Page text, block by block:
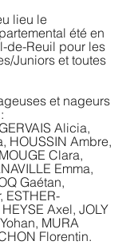
lieu le
été en
de-Reuil pour les
Juniors et toutes
et nageurs
Alicia,
HOUSSIN Ambre,
Clara,
Emma,
Gaétan,
ESTHER-
Axel, JOLY
MURA
Florentin.